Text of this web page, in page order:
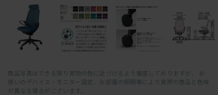
商品写真はできる限り実物の色に近づけるよう徹底しておりますが、 お
使いのデバイス・モニター設定、お部屋の照明等により実際の商品と色味
が異なる場合がございます。